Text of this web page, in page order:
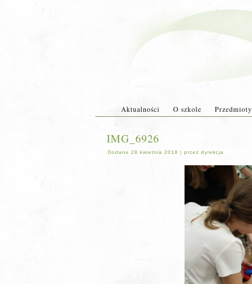
Aktualności O szkole Przedmioty
IMG_6926
Dodane 28 kwietnia 2018 | przez dyrekcja